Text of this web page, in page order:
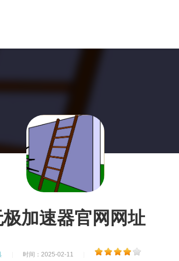
极加速器官网网址
时间：2025-02-11